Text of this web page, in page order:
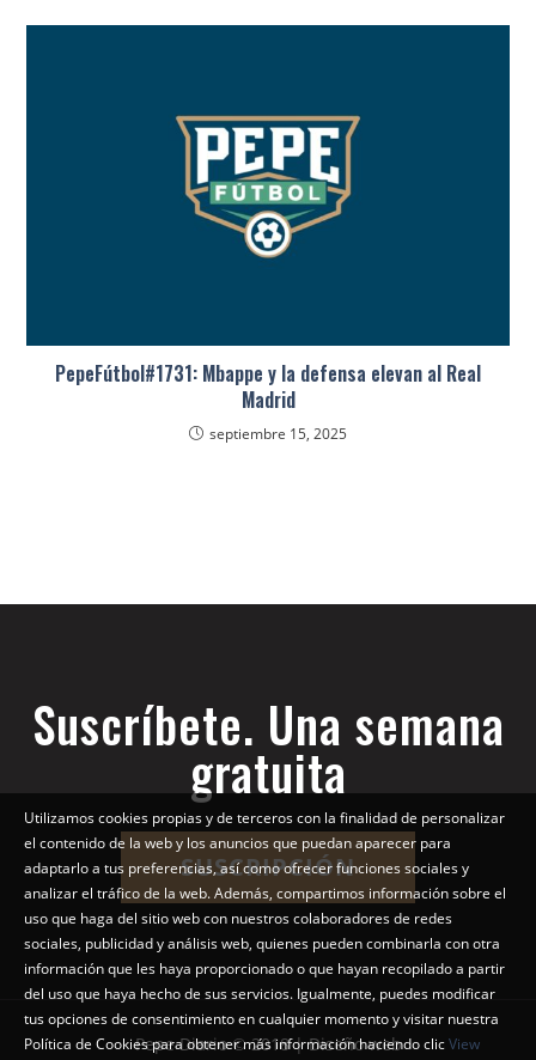
PepeFútbol#1731: Mbappe y la defensa elevan al Real
Madrid
septiembre 15, 2025
Suscríbete. Una semana
gratuita
SUSCRIPCIÓN
Pepe Diario © 2018 | Diseño web
Utilizamos cookies propias y de terceros con la finalidad de personalizar
el contenido de la web y los anuncios que puedan aparecer para
adaptarlo a tus preferencias, así como ofrecer funciones sociales y
analizar el tráfico de la web. Además, compartimos información sobre el
uso que haga del sitio web con nuestros colaboradores de redes
sociales, publicidad y análisis web, quienes pueden combinarla con otra
información que les haya proporcionado o que hayan recopilado a partir
del uso que haya hecho de sus servicios. Igualmente, puedes modificar
tus opciones de consentimiento en cualquier momento y visitar nuestra
Política de Cookies para obtener más información haciendo clicView